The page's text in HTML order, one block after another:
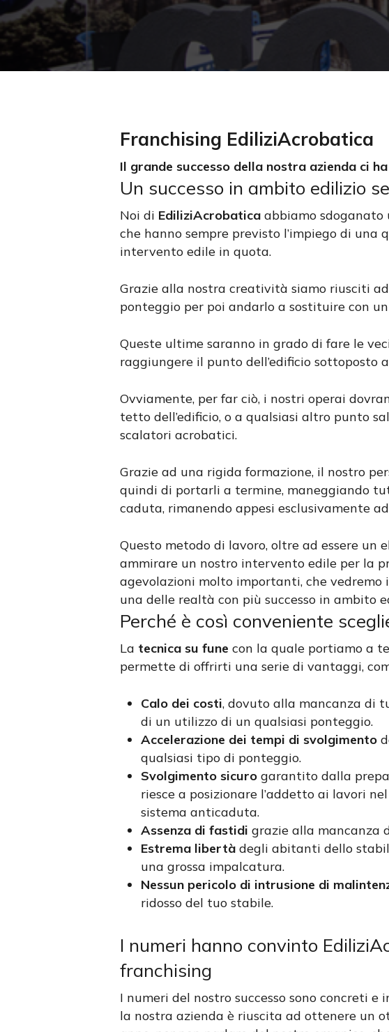
Franchising EdiliziAcrobatica
Il grande successo della nostra azienda ci
Un successo in ambito edilizio
Noi di EdiliziAcrobatica abbiamo
che hanno sempre previsto l’impiego di
intervento edile in quota.
Grazie alla nostra creatività siamo riusciti
ponteggio per poi andarlo a sostituire con
Queste ultime saranno in grado di fare le
raggiungere il punto dell’edificio sottoposto
Ovviamente, per far ciò, i nostri operai
tetto dell’edificio, o a qualsiasi altro punto
scalatori acrobatici.
Grazie ad una rigida formazione, il nostro
quindi di portarli a termine, maneggiando
caduta, rimanendo appesi esclusivamente
Questo metodo di lavoro, oltre ad essere
ammirare un nostro intervento edile per la
agevolazioni molto importanti, che vedremo
una delle realtà con più successo in ambito
Perché è così conveniente
La tecnica su fune con la quale portiamo a
permette di offrirti una serie di vantaggi,
Calo dei costi, dovuto alla mancanza di
di un utilizzo di un qualsiasi ponteggio.
Accelerazione dei tempi di svolgimento
qualsiasi tipo di ponteggio.
Svolgimento sicuro garantito dalla
riesce a posizionare l’addetto ai lavori
sistema anticaduta.
Assenza di fastidi grazie alla mancanza
Estrema libertà degli abitanti dello
una grossa impalcatura.
Nessun pericolo di intrusione di
ridosso del tuo stabile.
I numeri hanno convinto
franchising
I numeri del nostro successo sono concreti
la nostra azienda è riuscita ad ottenere un